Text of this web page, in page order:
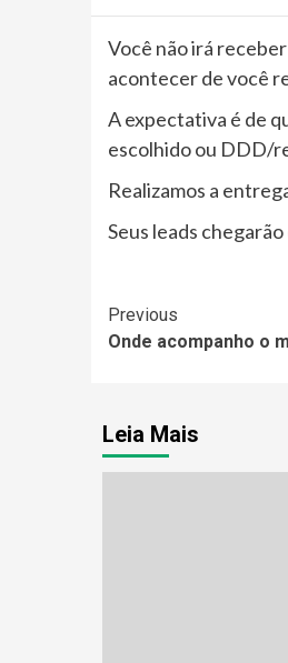
Você não irá
acontecer de você
A expectativa é de
escolhido ou DDD/
Realizamos a
Seus leads
Continue
Reading
Previous
Onde acompanho o
Leia Mais